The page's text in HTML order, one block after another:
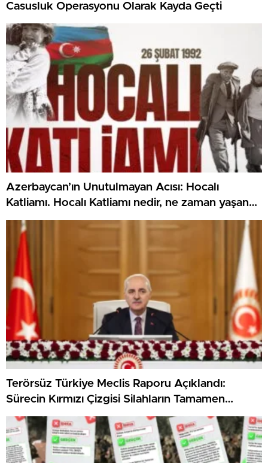
Casusluk Operasyonu Olarak Kayda Geçti
Azerbaycan’ın Unutulmayan Acısı: Hocalı
Katliamı. Hocalı Katliamı nedir, ne zaman yaşandı,
kim yaptı, kaç kişi öldü?
Terörsüz Türkiye Meclis Raporu Açıklandı:
Sürecin Kırmızı Çizgisi Silahların Tamamen
Bırakılması